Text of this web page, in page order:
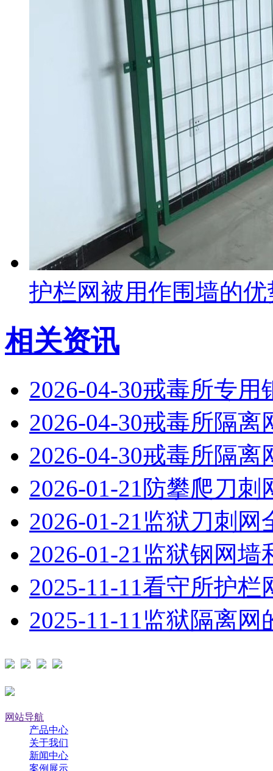
护栏网被用作围墙的
相关资讯
2026-04-30戒毒所专用
2026-04-30戒毒所隔离
2026-04-30戒毒所隔离
2026-01-21 防攀爬刀刺
2026-01-21监狱刀刺网
2026-01-21监狱钢网墙
2025-11-11看守所护栏
2025-11-11监狱隔离网
网站导航
产品中心
关于我们
新闻中心
案例展示